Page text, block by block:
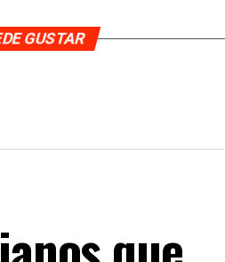
GUSTAR